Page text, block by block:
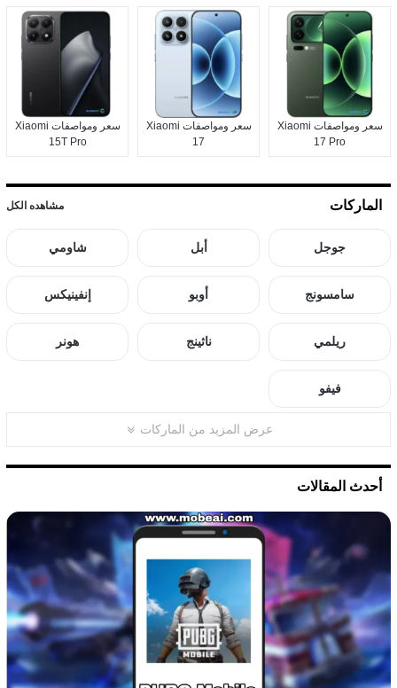
سعر ومواصفات Xiaomi
17 Pro
سعر ومواصفات Xiaomi
17
سعر ومواصفات Xiaomi
15T Pro
الماركات مشاهده الكل
جوجل أبل شاومي
سامسونج أوبو إنفينيكس
ريلمي ناثينج هونر
فيفو
عرض المزيد من الماركات
أحدث المقالات